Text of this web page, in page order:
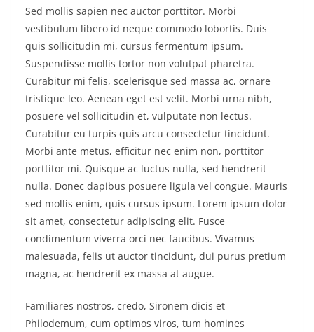
Sed mollis sapien nec auctor porttitor. Morbi
vestibulum libero id neque commodo lobortis. Duis
quis sollicitudin mi, cursus fermentum ipsum.
Suspendisse mollis tortor non volutpat pharetra.
Curabitur mi felis, scelerisque sed massa ac, ornare
tristique leo. Aenean eget est velit. Morbi urna nibh,
posuere vel sollicitudin et, vulputate non lectus.
Curabitur eu turpis quis arcu consectetur tincidunt.
Morbi ante metus, efficitur nec enim non, porttitor
porttitor mi. Quisque ac luctus nulla, sed hendrerit
nulla. Donec dapibus posuere ligula vel congue. Mauris
sed mollis enim, quis cursus ipsum. Lorem ipsum dolor
sit amet, consectetur adipiscing elit. Fusce
condimentum viverra orci nec faucibus. Vivamus
malesuada, felis ut auctor tincidunt, dui purus pretium
magna, ac hendrerit ex massa at augue.
Familiares nostros, credo, Sironem dicis et
Philodemum, cum optimos viros, tum homines